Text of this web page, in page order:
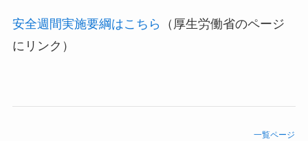
安全週間実施要綱はこちら
（厚生労働省のページ
にリンク）
一覧ページ